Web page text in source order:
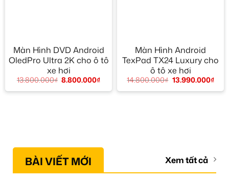
Màn Hình DVD Android
OledPro Ultra 2K cho ô tô
xe hơi
13.800.000₫ 8.800.000₫
Màn Hình Android
TexPad TX24 Luxury cho
ô tô xe hơi
14.800.000₫ 13.990.000₫
BÀI VIẾT MỚI Xem tất cả